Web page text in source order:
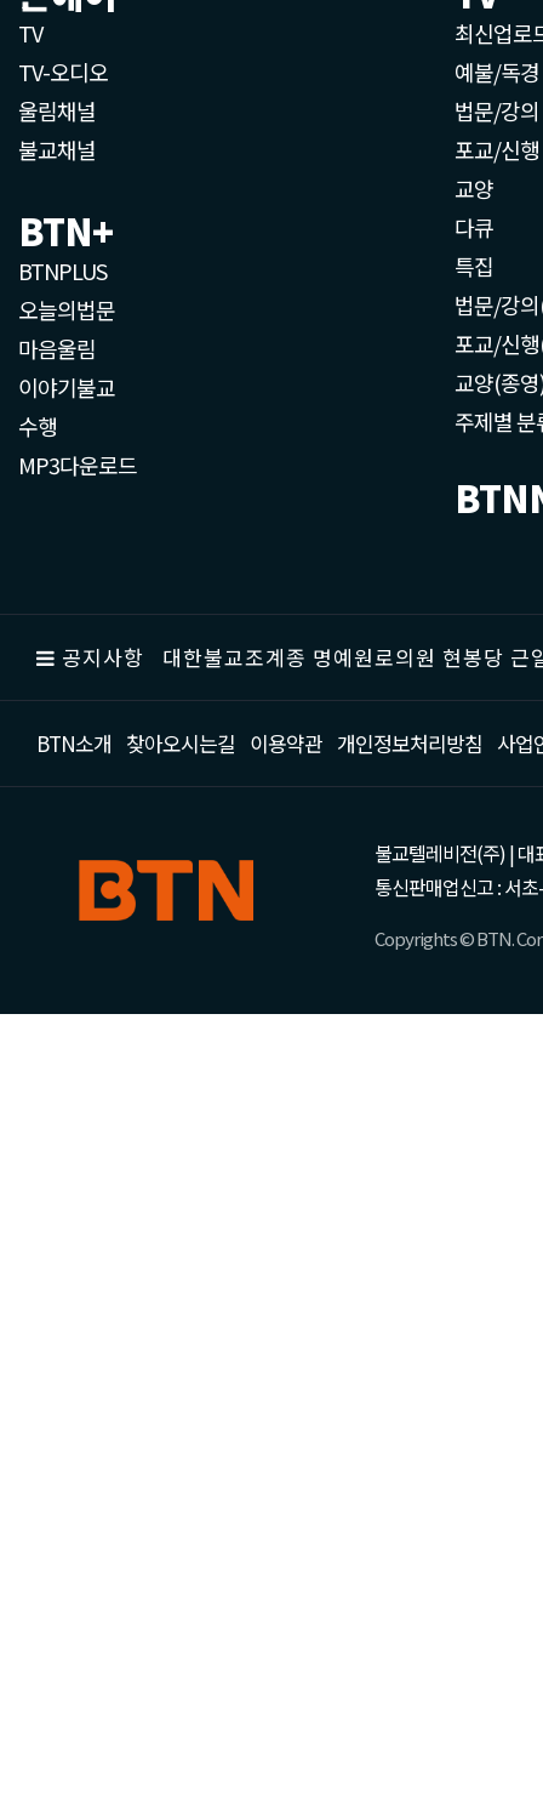
TV
TV-오디오
울림채널
불교채널
BTN+
BTNPLUS
오늘의법문
마음울림
이야기불교
수행
MP3다운로드
최신업로
예불/독경
법문/강의
포교/신행
교양
다큐
특집
법문/강
포교/신
교양(종
주제별 분
공지사항 대한불교조계종 명예원로의원 현봉당
BTN소개 찾아오시는길 이용약관 개인정보처리방침 사업
불교텔레비전(주) | 대
통신판매업신고 : 서
Copyrights © BTN.